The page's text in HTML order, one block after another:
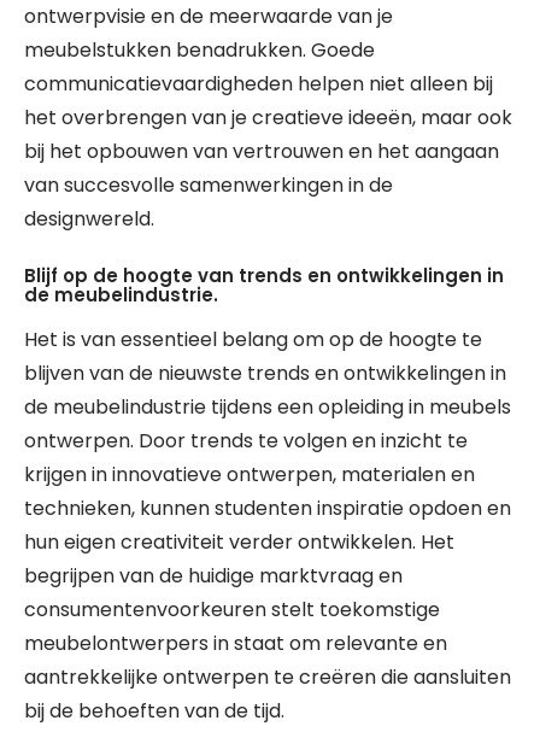
ontwerpvisie en de meerwaarde van je
meubelstukken benadrukken. Goede
communicatievaardigheden helpen niet alleen bij
het overbrengen van je creatieve ideeën, maar ook
bij het opbouwen van vertrouwen en het aangaan
van succesvolle samenwerkingen in de
designwereld.
Blijf op de hoogte van trends en ontwikkelingen in
de meubelindustrie.
Het is van essentieel belang om op de hoogte te
blijven van de nieuwste trends en ontwikkelingen in
de meubelindustrie tijdens een opleiding in meubels
ontwerpen. Door trends te volgen en inzicht te
krijgen in innovatieve ontwerpen, materialen en
technieken, kunnen studenten inspiratie opdoen en
hun eigen creativiteit verder ontwikkelen. Het
begrijpen van de huidige marktvraag en
consumentenvoorkeuren stelt toekomstige
meubelontwerpers in staat om relevante en
aantrekkelijke ontwerpen te creëren die aansluiten
bij de behoeften van de tijd.